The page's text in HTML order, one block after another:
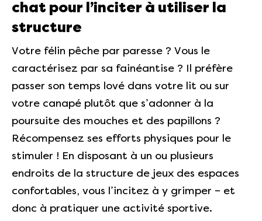
chat pour l’inciter à utiliser la
structure
Votre félin pêche par paresse ? Vous le
caractérisez par sa fainéantise ? Il préfère
passer son temps lové dans votre lit ou sur
votre canapé plutôt que s’adonner à la
poursuite des mouches et des papillons ?
Récompensez ses efforts physiques pour le
stimuler ! En disposant à un ou plusieurs
endroits de la structure de jeux des espaces
confortables, vous l’incitez à y grimper – et
donc à pratiquer une activité sportive.